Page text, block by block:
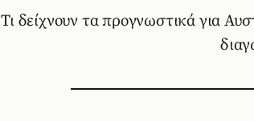
Τι δείχνουν τα προγνωστικά για